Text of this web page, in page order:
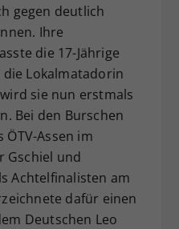
gegen deutlich
Ihre
die 17-Jährige
die Lokalmatadorin
sie nun erstmals
Bei den Burschen
Assen im
Gschiel und
Achtelfinalisten am
dafür einen
Deutschen Leo